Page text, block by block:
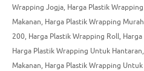
Wrapping Jogja, Harga Plastik
Makanan, Harga Plastik Wrapping Murah
200, Harga Plastik Wrapping Roll,
Harga Plastik Wrapping Untuk Hantaran,
Makanan, Harga Plastik Wrapping